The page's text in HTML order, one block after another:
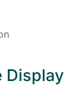
Display